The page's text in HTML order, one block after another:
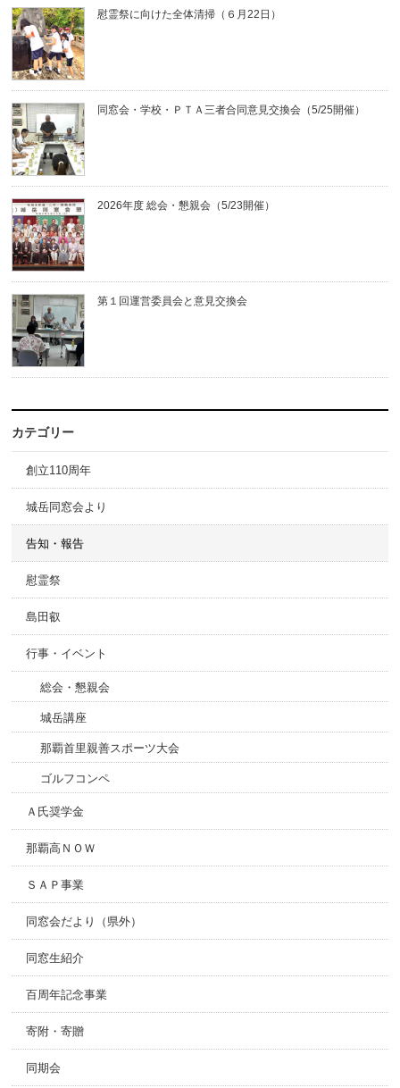
慰霊祭に向けた全体清掃（６月22日）
同窓会・学校・ＰＴＡ三者合同意見交換会（5/25開催）
2026年度 総会・懇親会（5/23開催）
第１回運営委員会と意見交換会
カテゴリー
創立110周年
城岳同窓会より
告知・報告
慰霊祭
島田叡
行事・イベント
総会・懇親会
城岳講座
那覇首里親善スポーツ大会
ゴルフコンペ
Ａ氏奨学金
那覇高ＮＯＷ
ＳＡＰ事業
同窓会だより（県外）
同窓生紹介
百周年記念事業
寄附・寄贈
同期会